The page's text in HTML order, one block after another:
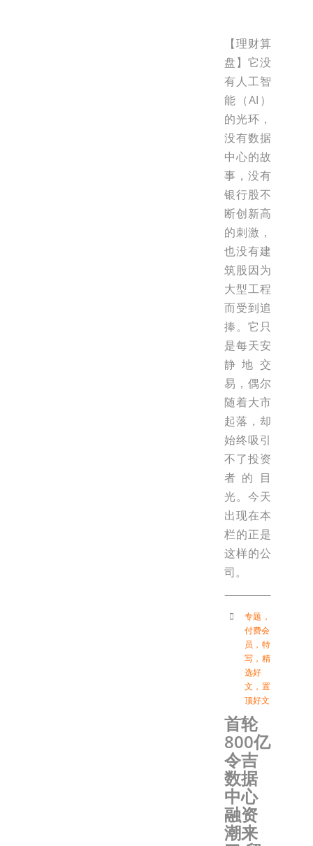
【理财算
盘】它没
有人工智
能（AI）
的光环，
没有数据
中心的故
事，没有
银行股不
断创新高
的刺激，
也没有建
筑股因为
大型工程
而受到追
捧。它只
是每天安
静地交
易，偶尔
随着大市
起落，却
始终吸引
不了投资
者的目
光。今天
出现在本
栏的正是
这样的公
司。
专题 ，
付费会
员 ， 特
写 ， 精
选好
文 ， 置
顶好文
首轮
800亿
令吉
数据
中心
融资
潮来